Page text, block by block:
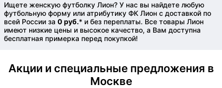
Ищете женскую футболку Лион? У нас вы найдете любую
футбольную форму или атрибутику ФК Лион с доставкой по
всей России за 0 руб.* и без переплаты. Все товары Лион
имеют низкие цены и высокое качество, а Вам доступна
бесплатная примерка перед покупкой!
Акции и специальные предложения в
Москве